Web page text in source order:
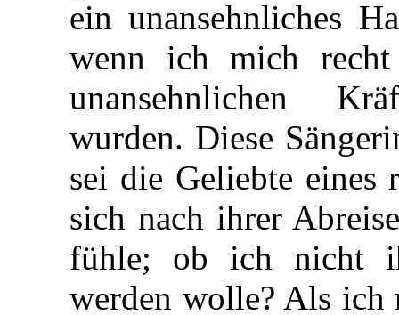
ein unansehnliches
wenn ich mich
unansehnlichen
wurden. Diese
sei die Geliebte eines
sich nach ihrer
fühle; ob ich nicht
werden wolle? Als ich